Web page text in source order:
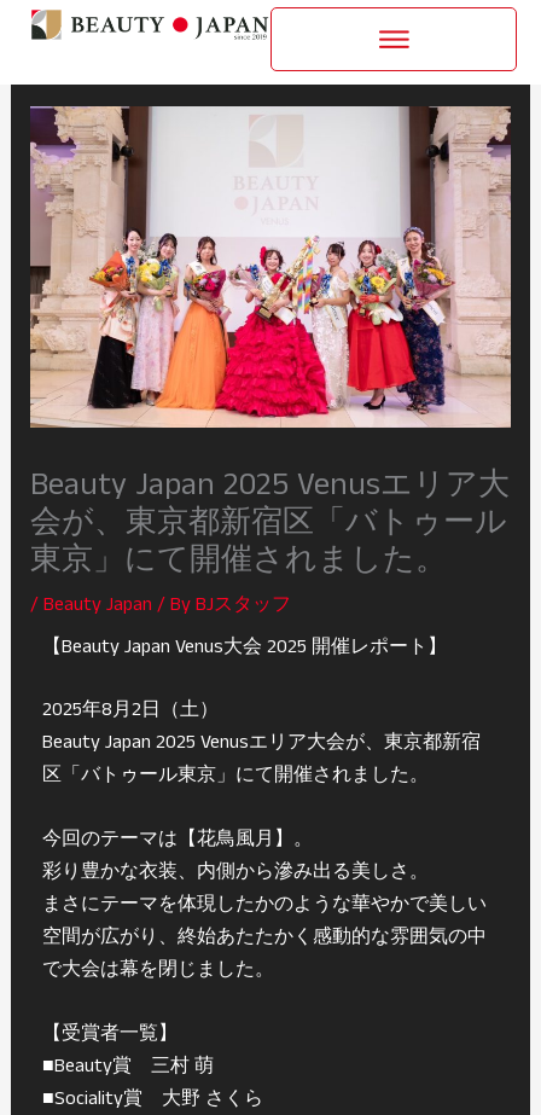
を
Beauty Japan 2025 Venusエリア大
会が、東京都新宿区「バトゥール
東京」にて開催されました。
/Beauty Japan / ByBJスタッフ
【Beauty Japan Venus大会 2025 開催レポート】
2025年8月2日（土）
Beauty Japan 2025 Venusエリア大会が、東京都新宿
区「バトゥール東京」にて開催されました。
今回のテーマは【花鳥風月】。
彩り豊かな衣装、内側から滲み出る美しさ。
まさにテーマを体現したかのような華やかで美しい
空間が広がり、終始あたたかく感動的な雰囲気の中
で大会は幕を閉じました。
【受賞者一覧】
■Beauty賞 三村 萌
■Sociality賞 大野 さくら